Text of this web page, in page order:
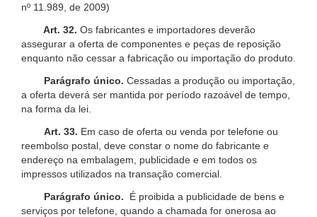
nº 11.989, de 2009)
Art. 32. Os fabricantes e importadores deverão
assegurar a oferta de componentes e peças de reposição
enquanto não cessar a fabricação ou importação do produto.
Parágrafo único. Cessadas a produção ou importação,
a oferta deverá ser mantida por período razoável de tempo,
na forma da lei.
Art. 33. Em caso de oferta ou venda por telefone ou
reembolso postal, deve constar o nome do fabricante e
endereço na embalagem, publicidade e em todos os
impressos utilizados na transação comercial.
Parágrafo único.
É proibida a publicidade de bens e
serviços por telefone, quando a chamada for onerosa ao